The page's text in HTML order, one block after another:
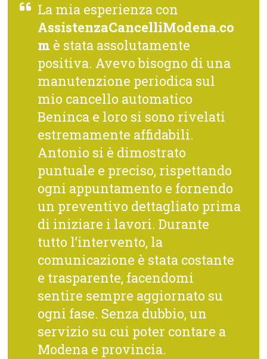
La mia esperienza con
AssistenzaCancelliModena.co
m è stata assolutamente
positiva. Avevo bisogno di una
manutenzione periodica sul
mio cancello automatico
Beninca e loro si sono rivelati
estremamente affidabili.
Antonio si è dimostrato
puntuale e preciso, rispettando
ogni appuntamento e fornendo
un preventivo dettagliato prima
di iniziare i lavori. Durante
tutto l’intervento, la
comunicazione è stata costante
e trasparente, facendomi
sentire sempre aggiornato su
ogni fase. Senza dubbio, un
servizio su cui poter contare a
Modena e provincia.